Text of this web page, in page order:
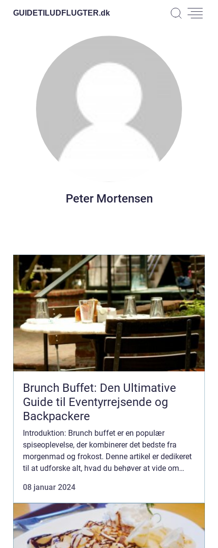
GUIDETILUDFLUGTER.dk
Peter Mortensen
Brunch Buffet: Den Ultimative
Guide til Eventyrrejsende og
Backpackere
Introduktion: Brunch buffet er en populær
spiseoplevelse, der kombinerer det bedste fra
morgenmad og frokost. Denne artikel er dedikeret
til at udforske alt, hvad du behøver at vide om
og hvad der gø...
08 januar 2024